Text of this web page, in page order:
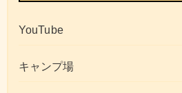
YouTube
キャンプ場